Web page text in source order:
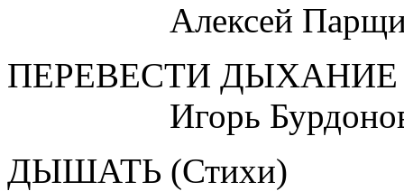
Алексей
ПЕРЕВЕСТИ ДЫХАНИЕ
Игорь
ДЫШАТЬ (Стихи)